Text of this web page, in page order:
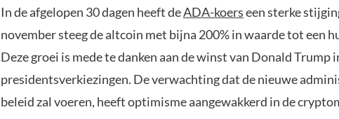
In de afgelopen 30 dagen heeft deADA-koerseen sterke
november steeg de altcoin met bijna 200% in waarde tot een
Deze groei is mede te danken aan de winst van Donald Trump
presidentsverkiezingen. De verwachting dat de nieuwe
beleid zal voeren, heeft optimisme aangewakkerd in de